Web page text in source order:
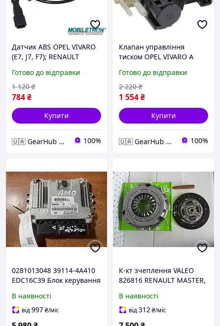
Датчик ABS OPEL VIVARO
(E7, J7, F7); RENAULT
1.9/2.0/2.5 CDTI; FRONT
(L/R) ABEU171
Готово до відправки
784₴
1 120 ₴
Купити
🇺🇦 GearHub 🇺🇦 100%
Клапан управління
тиском OPEL VIVARO A
(08.2006 - 07.2014)
7.04779.00.0
Готово до відправки
1 554₴
2 220 ₴
Купити
🇺🇦 GearHub 🇺🇦 100%
0281013048 39114-4A410
EDC16C39 Блок керування
2.5CDTI
В наявності
від997₴/міс
К-кт зчеплення VALEO
826816 RENAULT MASTER,
В наявності
від312₴/міс